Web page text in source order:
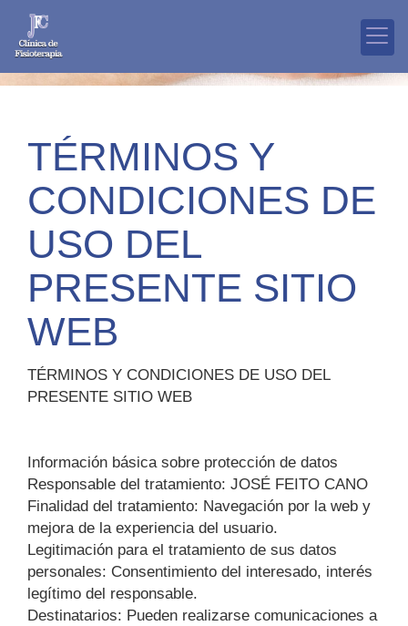
TÉRMINOS Y
CONDICIONES DE
USO DEL
PRESENTE SITIO
WEB
TÉRMINOS Y CONDICIONES DE USO DEL
PRESENTE SITIO WEB
Información básica sobre protección de datos
Responsable del tratamiento: JOSÉ FEITO CANO
Finalidad del tratamiento: Navegación por la web y
mejora de la experiencia del usuario.
Legitimación para el tratamiento de sus datos
personales: Consentimiento del interesado, interés
legítimo del responsable.
Destinatarios: Pueden realizarse comunicaciones a